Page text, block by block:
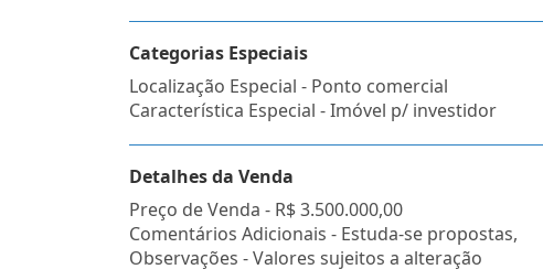
Categorias Especiais
Localização Especial - Ponto comercial
Característica Especial - Imóvel p/ investidor
Detalhes da Venda
Preço de Venda - R$ 3.500.000,00
Comentários Adicionais - Estuda-se propostas,
Observações - Valores sujeitos a alteração